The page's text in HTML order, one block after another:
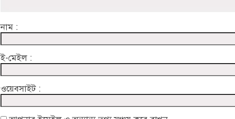
নাম :
ই-মেইল :
ওয়েবসাইট :